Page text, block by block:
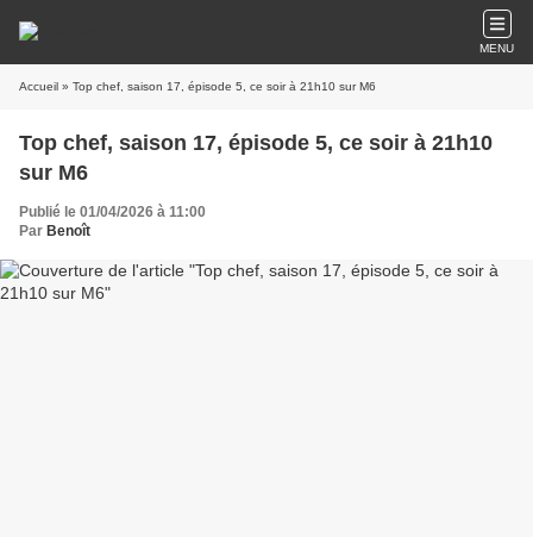
MENU
Accueil » Top chef, saison 17, épisode 5, ce soir à 21h10 sur M6
Top chef, saison 17, épisode 5, ce soir à 21h10
sur M6
Publié le 01/04/2026 à 11:00
Par Benoît